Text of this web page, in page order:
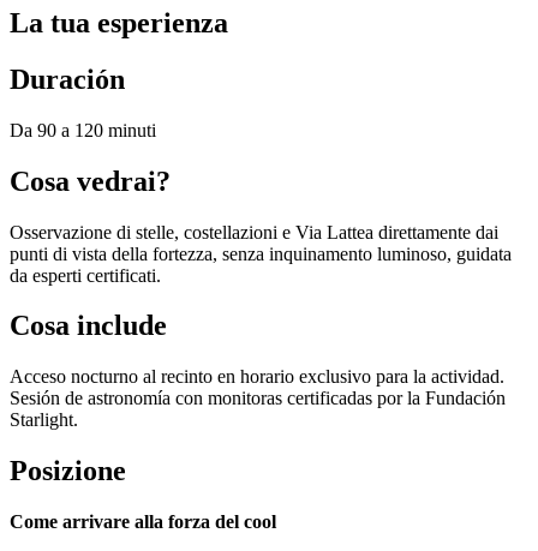
La tua esperienza
Duración
Da 90 a 120 minuti
Cosa vedrai?
Osservazione di stelle, costellazioni e Via Lattea direttamente dai
punti di vista della fortezza, senza inquinamento luminoso, guidata
da esperti certificati.
Cosa include
Acceso nocturno al recinto en horario exclusivo para la actividad.
Sesión de astronomía con monitoras certificadas por la Fundación
Starlight.
Posizione
Come arrivare alla forza del cool